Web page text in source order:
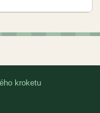
kroketu